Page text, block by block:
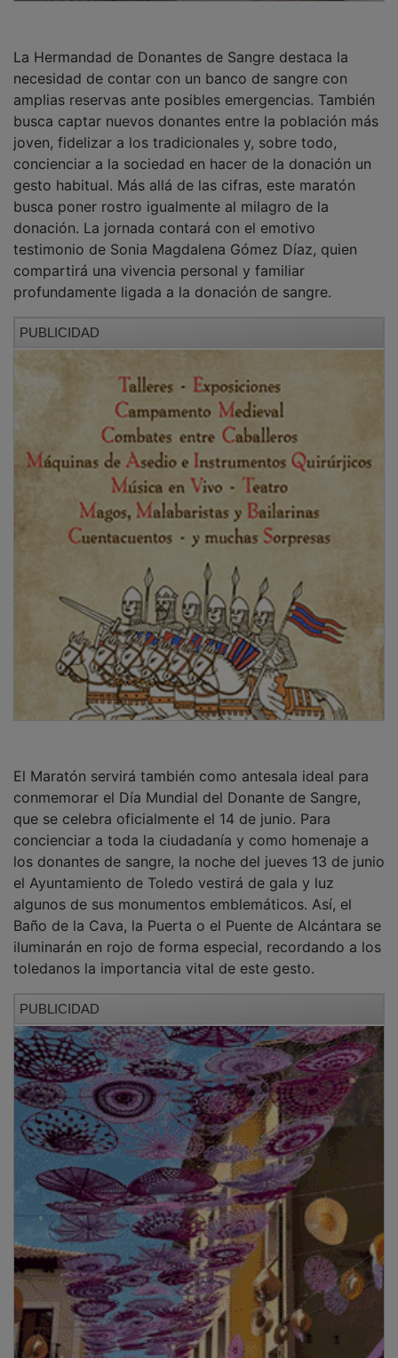
El Maratón servirá también como antesala ideal para
conmemorar el Día Mundial del Donante de Sangre,
que se celebra oficialmente el 14 de junio. Para
concienciar a toda la ciudadanía y como homenaje a
los donantes de sangre, la noche del jueves 13 de junio
el Ayuntamiento de Toledo vestirá de gala y luz
algunos de sus monumentos emblemáticos. Así, el
Baño de la Cava, la Puerta o el Puente de Alcántara se
iluminarán en rojo de forma especial, recordando a los
toledanos la importancia vital de este gesto.
PUBLICIDAD
Requisitos pararealizar donaciones
Los principales requisitos para ser donante es tener
una edad comprendida entre los 18 y los 65 años,
pesar más de 50 kilos y presentar buena salud. La
Hermandad de Donantes de Sangre recomienda no
acudir en ayunas para realizar la donación.
La donación es un acto crucial para salvar vidas en
numerosas urgencias, operaciones quirúrgicas
programadas, tratamientos e intervenciones. Hay que